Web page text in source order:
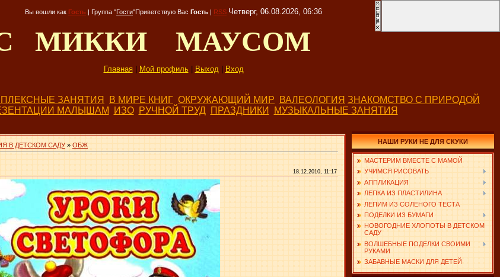
Вы вошли как Гость | Группа "Гости"Приветствую Вас Гость | RSS Четверг, 06.08.2026, 06:36
МИККИ МАУСОМ
Главная| Мой профиль| Выход| Вход
ЗАНЯТИЯ В МИРЕ КНИГ ОКРУЖАЮЩИЙ МИР ВАЛЕОЛОГИЯ ЗНАКОМСТВО С ПРИРОДОЙ
МАЛЫШАМ ИЗО РУЧНОЙ ТРУД ПРАЗДНИКИ МУЗЫКАЛЬНЫЕ ЗАНЯТИЯ
В ДЕТСКОМ САДУ » ОБЖ
18.12.2010, 11:17
НАШИ РУКИ НЕ ДЛЯ СКУКИ
МАСТЕРИМ ВМЕСТЕ С МАМОЙ
УЧИМСЯ РИСОВАТЬ
АППЛИКАЦИЯ
ЛЕПКА ИЗ ПЛАСТИЛИНА
ЛЕПИМ ИЗ СОЛЕНОГО ТЕСТА
ПОДЕЛКИ ИЗ БУМАГИ
НОВОГОДНИЕ ХЛОПОТЫ В ДЕТСКОМ
САДУ
ВОЛШЕБНЫЕ ПОДЕЛКИ СВОИМИ
РУКАМИ
ЗАБАВНЫЕ МАСКИ ДЛЯ ДЕТЕЙ